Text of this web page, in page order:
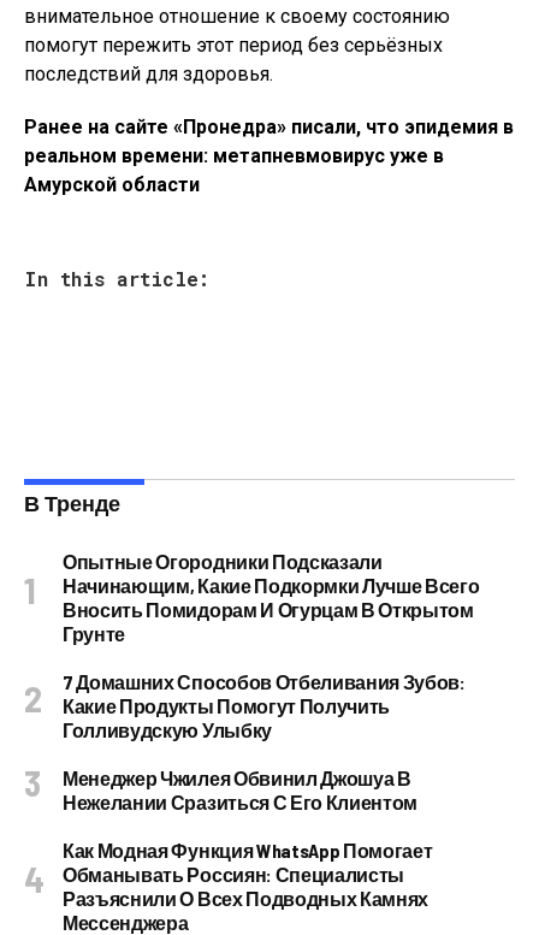
внимательное отношение к своему состоянию
помогут пережить этот период без серьёзных
последствий для здоровья.
Ранее на сайте «Пронедра» писали, что эпидемия в
реальном времени: метапневмовирус уже в
Амурской области
In this article:
В Тренде
Опытные Огородники Подсказали
Начинающим, Какие Подкормки Лучше Всего
Вносить Помидорам И Огурцам В Открытом
Грунте
7 Домашних Способов Отбеливания Зубов:
Какие Продукты Помогут Получить
Голливудскую Улыбку
Менеджер Чжилея Обвинил Джошуа В
Нежелании Сразиться С Его Клиентом
Как Модная Функция WhatsApp Помогает
Обманывать Россиян: Специалисты
Разъяснили О Всех Подводных Камнях
Мессенджера